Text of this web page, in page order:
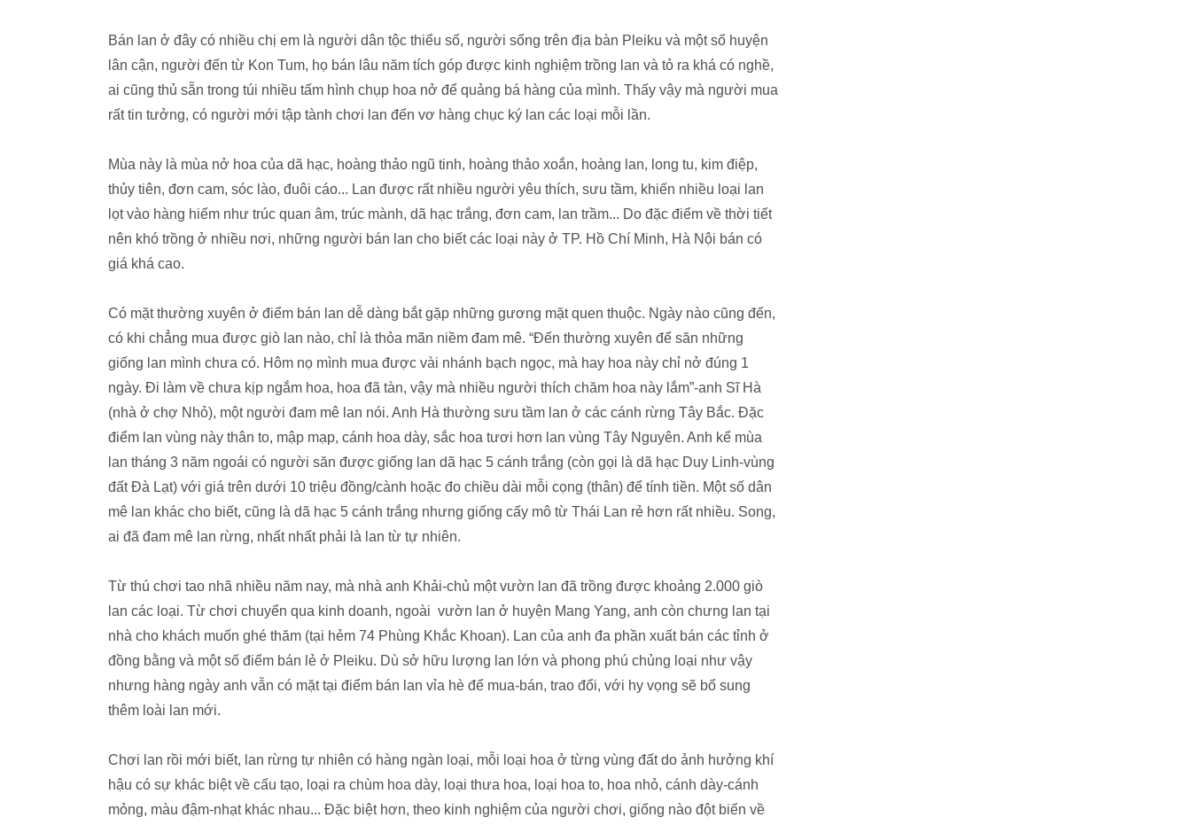
Bán lan ở đây có nhiều chị em là người dân tộc thiểu số, người sống trên địa bàn Pleiku và một số huyện
lân cận, người đến từ Kon Tum, họ bán lâu năm tích góp được kinh nghiệm trồng lan và tỏ ra khá có nghề,
ai cũng thủ sẵn trong túi nhiều tấm hình chụp hoa nở để quảng bá hàng của mình. Thấy vậy mà người mua
rất tin tưởng, có người mới tập tành chơi lan đến vơ hàng chục ký lan các loại mỗi lần.
Mùa này là mùa nở hoa của dã hạc, hoàng thảo ngũ tinh, hoàng thảo xoắn, hoàng lan, long tu, kim điệp,
thủy tiên, đơn cam, sóc lào, đuôi cáo... Lan được rất nhiều người yêu thích, sưu tầm, khiến nhiều loại lan
lọt vào hàng hiếm như trúc quan âm, trúc mành, dã hạc trắng, đơn cam, lan trầm... Do đặc điểm về thời tiết
nên khó trồng ở nhiều nơi, những người bán lan cho biết các loại này ở TP. Hồ Chí Minh, Hà Nội bán có
giá khá cao.
Có mặt thường xuyên ở điểm bán lan dễ dàng bắt gặp những gương mặt quen thuộc. Ngày nào cũng đến,
có khi chẳng mua được giò lan nào, chỉ là thỏa mãn niềm đam mê. “Đến thường xuyên để săn những
giống lan mình chưa có. Hôm nọ mình mua được vài nhánh bạch ngọc, mà hay hoa này chỉ nở đúng 1
ngày. Đi làm về chưa kịp ngắm hoa, hoa đã tàn, vậy mà nhiều người thích chăm hoa này lắm”-anh Sĩ Hà
(nhà ở chợ Nhỏ), một người đam mê lan nói. Anh Hà thường sưu tầm lan ở các cánh rừng Tây Bắc. Đặc
điểm lan vùng này thân to, mập mạp, cánh hoa dày, sắc hoa tươi hơn lan vùng Tây Nguyên. Anh kể mùa
lan tháng 3 năm ngoái có người săn được giống lan dã hạc 5 cánh trắng (còn gọi là dã hạc Duy Linh-vùng
đất Đà Lạt) với giá trên dưới 10 triệu đồng/cành hoặc đo chiều dài mỗi cọng (thân) để tính tiền. Một số dân
mê lan khác cho biết, cũng là dã hạc 5 cánh trắng nhưng giống cấy mô từ Thái Lan rẻ hơn rất nhiều. Song,
ai đã đam mê lan rừng, nhất nhất phải là lan từ tự nhiên.
Từ thú chơi tao nhã nhiều năm nay, mà nhà anh Khải-chủ một vườn lan đã trồng được khoảng 2.000 giò
lan các loại. Từ chơi chuyển qua kinh doanh, ngoài vườn lan ở huyện Mang Yang, anh còn chưng lan tại
nhà cho khách muốn ghé thăm (tại hẻm 74 Phùng Khắc Khoan). Lan của anh đa phần xuất bán các tỉnh ở
đồng bằng và một số điểm bán lẻ ở Pleiku. Dù sở hữu lượng lan lớn và phong phú chủng loại như vậy
nhưng hàng ngày anh vẫn có mặt tại điểm bán lan vỉa hè để mua-bán, trao đổi, với hy vọng sẽ bổ sung
thêm loài lan mới.
Chơi lan rồi mới biết, lan rừng tự nhiên có hàng ngàn loại, mỗi loại hoa ở từng vùng đất do ảnh hưởng khí
hậu có sự khác biệt về cấu tạo, loại ra chùm hoa dày, loại thưa hoa, loại hoa to, hoa nhỏ, cánh dày-cánh
mỏng, màu đậm-nhạt khác nhau... Đặc biệt hơn, theo kinh nghiệm của người chơi, giống nào đột biến về